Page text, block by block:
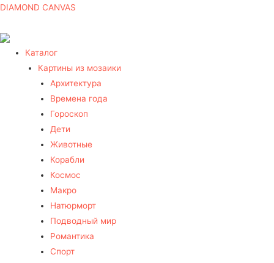
DIAMOND CANVAS
Каталог
Картины из мозаики
Архитектура
Времена года
Гороскоп
Дети
Животные
Корабли
Космос
Макро
Натюрморт
Подводный мир
Романтика
Спорт